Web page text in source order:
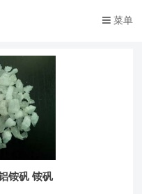
菜单
矾 铝铵矾 铵矾